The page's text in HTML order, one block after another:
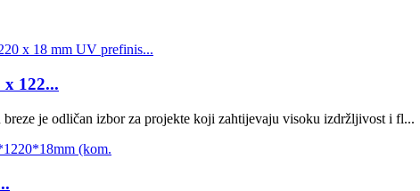
x 122...
je odličan izbor za projekte koji zahtijevaju visoku izdržljivost i fl...